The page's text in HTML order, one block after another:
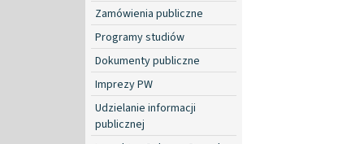
Zamówienia publiczne
Programy studiów
Dokumenty publiczne
Imprezy PW
Udzielanie informacji
publicznej